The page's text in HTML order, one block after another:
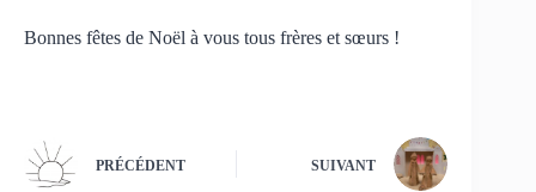
Bonnes fêtes de Noël à vous tous frères et sœurs !
PRÉCÉDENT SUIVANT